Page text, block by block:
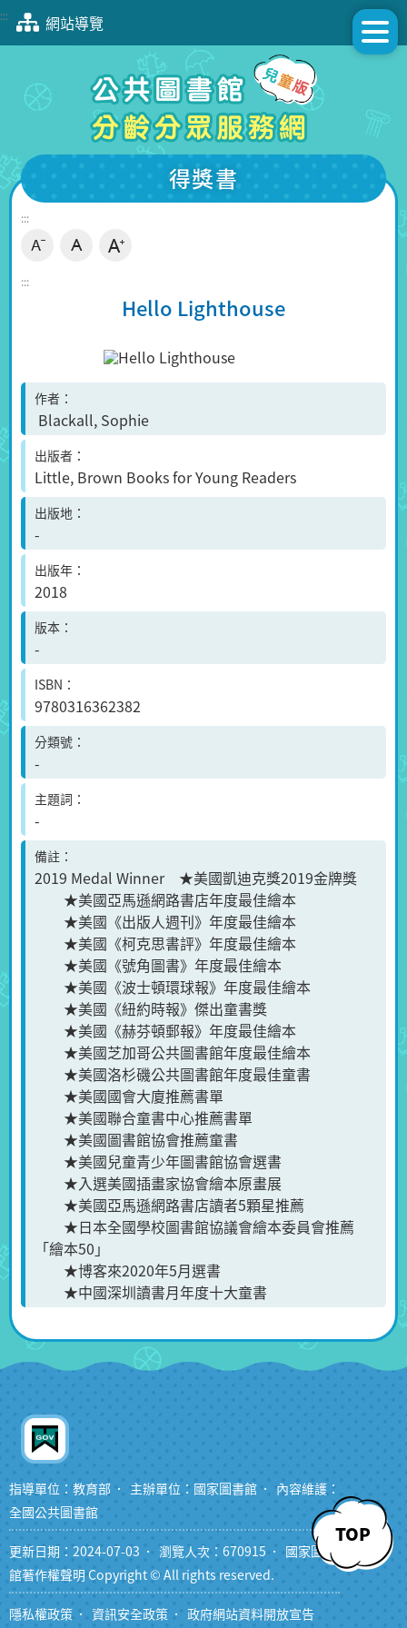
跳
塊
::: 網站導覽
得獎書
:::
:::
Hello Lighthouse
作者
Blackall, Sophie
出版者
Little, Brown Books for Young Readers
出版地
-
出版年
2018
版本
-
ISBN
9780316362382
分類號
-
主題詞
-
備註
2019 Medal Winner ★美國凱迪克獎2019金牌獎
★美國亞馬遜網路書店年度最佳繪本
★美國《出版人週刊》年度最佳繪本
★美國《柯克思書評》年度最佳繪本
★美國《號角圖書》年度最佳繪本
★美國《波士頓環球報》年度最佳繪本
★美國《紐約時報》傑出童書獎
★美國《赫芬頓郵報》年度最佳繪本
★美國芝加哥公共圖書館年度最佳繪本
★美國洛杉磯公共圖書館年度最佳童書
★美國國會大廈推薦書單
★美國聯合童書中心推薦書單
★美國圖書館協會推薦童書
★美國兒童青少年圖書館協會選書
★入選美國插畫家協會繪本原畫展
★美國亞馬遜網路書店讀者5顆星推薦
★日本全國學校圖書館協議會繪本委員會推薦
「繪本50」
★博客來2020年5月選書
★中國深圳讀書月年度十大童書
TOP
指導單位：教育部 主辦單位：國家圖書館
內容維護：
全國公共圖書館
更新日期：2024-07-03 瀏覽人次：670915
國家圖書
館著作權聲明 Copyright © All rights reserved.
隱私權政策 資訊安全政策 政府網站資料開放宣告